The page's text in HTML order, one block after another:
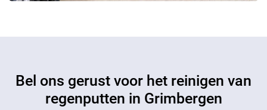
Bel ons gerust voor het reinigen van
regenputten in Grimbergen